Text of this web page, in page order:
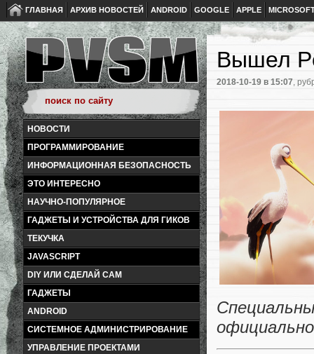
ГЛАВНАЯ АРХИВ НОВОСТЕЙ ANDROID GOOGLE APPLE
НОВОСТИ
ПРОГРАММИРОВАНИЕ
ИНФОРМАЦИОННАЯ БЕЗОПАСНОСТЬ
ЭТО ИНТЕРЕСНО
НАУЧНО-ПОПУЛЯРНОЕ
ГАДЖЕТЫ И УСТРОЙСТВА ДЛЯ ГИКОВ
ТЕКУЧКА
JAVASCRIPT
DIY ИЛИ СДЕЛАЙ САМ
ГАДЖЕТЫ
ANDROID
СИСТЕМНОЕ АДМИНИСТРИРОВАНИЕ
УПРАВЛЕНИЕ ПРОЕКТАМИ
Вышел
2018-10-19 в 15:07,